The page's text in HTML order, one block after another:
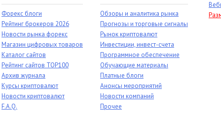
Форекс блоги
Рейтинг брокеров 2026
Новости рынка форекс
Магазин цифровых товаров
Каталог сайтов
Рейтинг сайтов TOP100
Архив журнала
Курсы криптовалют
Новости криптовалют
F.A.Q.
Обзоры и аналитика рынка
Прогнозы и торговые сигналы
Рынок криптовалют
Инвестиции, инвест-счета
Программное обеспечение
Обучающие материалы
Платные блоги
Анонсы мероприятий
Новости компаний
Прочее